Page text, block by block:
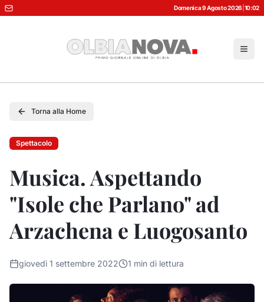
Domenica 9 Agosto 2026 10:02
Torna alla Home
Spettacolo
Musica. Aspettando
"Isole che Parlano" ad
Arzachena e Luogosanto
giovedì 1 settembre 2022 1 min di lettura